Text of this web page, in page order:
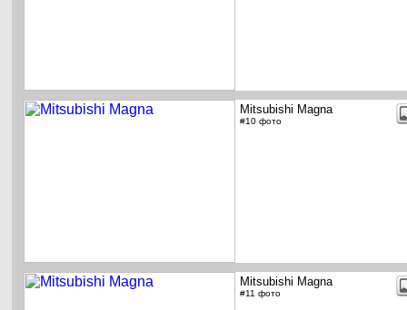
Mitsubishi Magna
#10 фото
Mitsubishi Magna
#11 фото